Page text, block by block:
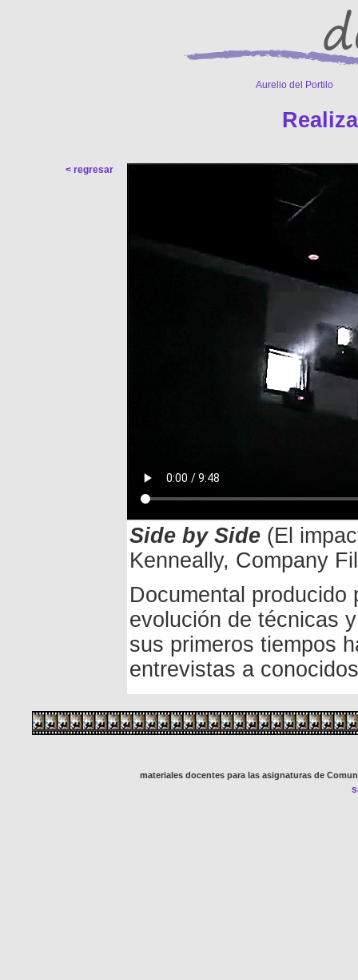
Aurelio del Portilo
< regresar
Side by Side (El
Kenneally, Company
Documental producido
evolución de técnicas
sus primeros tiempos
entrevistas a
materiales docentes para las asignaturas de